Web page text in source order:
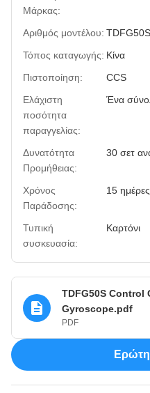
Μάρκας:
Αριθμός μοντέλου: TDFG50S
Τόπος καταγωγής: Κίνα
Πιστοποίηση:
CCS
Ελάχιστη
ποσότητα
παραγγελίας:
Ένα
Δυνατότητα
Προμήθειας:
30 σετ
Χρόνος
Παράδοσης:
15 ημέρες
Τυπική
συσκευασία:
Καρτόνι
TDFG50S Control
Gyroscope.pdf
PDF